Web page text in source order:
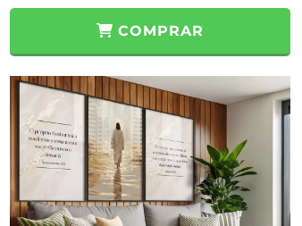
COMPRAR